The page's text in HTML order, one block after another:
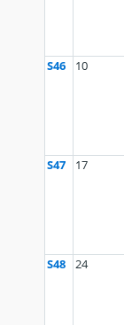
S46 10
S47 17
S48 24